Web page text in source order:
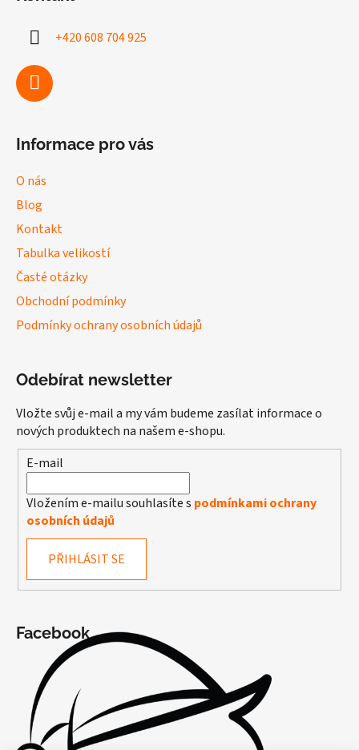
+420 608 704 925
Informace pro vás
O nás
Blog
Kontakt
Tabulka velikostí
Časté otázky
Obchodní podmínky
Podmínky ochrany osobních údajů
Odebírat newsletter
Vložte svůj e-mail a my vám budeme zasílat informace o
nových produktech na našem e-shopu.
E-mail
Vložením e-mailu souhlasíte s podmínkami ochrany
osobních údajů
PŘIHLÁSIT SE
Facebook